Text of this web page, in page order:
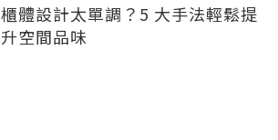
櫃體設計太單調？5 大手法輕鬆提
升空間品味